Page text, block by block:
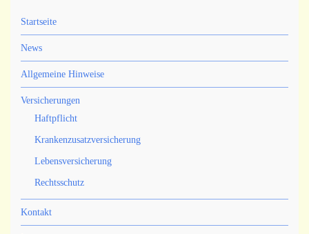
Startseite
News
Allgemeine Hinweise
Versicherungen
Haftpflicht
Krankenzusatzversicherung
Lebensversicherung
Rechtsschutz
Kontakt